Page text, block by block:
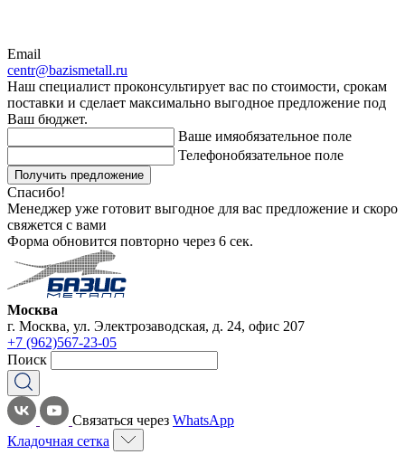
Email
centr@bazismetall.ru
Наш специалист проконсультирует вас по стоимости, срокам
поставки и сделает максимально выгодное предложение под
Ваш бюджет.
Ваше имяобязательное поле
Телефонобязательное поле
Получить предложение
Спасибо!
Менеджер уже готовит выгодное для вас предложение и скоро
свяжется с вами
Форма обновится повторно через 6 сек.
Москва
г. Москва, ул. Электрозаводская, д. 24, офис 207
+7 (962)567-23-05
Поиск
Связаться через WhatsApp
Кладочная сетка